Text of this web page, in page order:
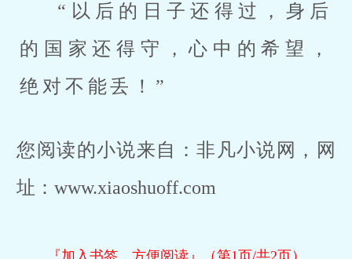
“以后的日子还得过，身后
的国家还得守，心中的希望，
绝对不能丢！”
您阅读的小说来自：非凡小说网，网
址：www.xiaoshuoff.com
『加入书签，方便阅读』（第1页/共2页）